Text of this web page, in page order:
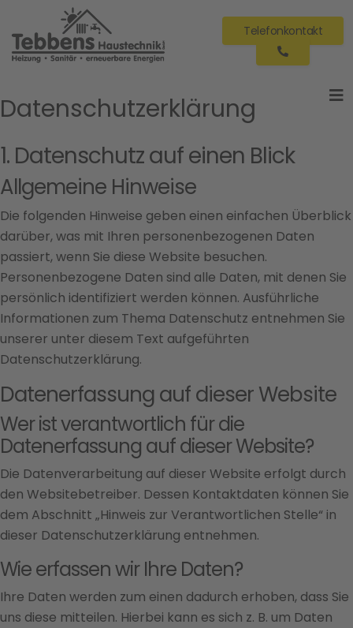
Telefonkontakt
Datenschutz­erklärung
1. Datenschutz auf einen Blick
Allgemeine Hinweise
Die folgenden Hinweise geben einen einfachen Überblick
darüber, was mit Ihren personenbezogenen Daten
passiert, wenn Sie diese Website besuchen.
Personenbezogene Daten sind alle Daten, mit denen Sie
persönlich identifiziert werden können. Ausführliche
Informationen zum Thema Datenschutz entnehmen Sie
unserer unter diesem Text aufgeführten
Datenschutzerklärung.
Datenerfassung auf dieser Website
Wer ist verantwortlich für die
Datenerfassung auf dieser Website?
Die Datenverarbeitung auf dieser Website erfolgt durch
den Websitebetreiber. Dessen Kontaktdaten können Sie
dem Abschnitt „Hinweis zur Verantwortlichen Stelle“ in
dieser Datenschutzerklärung entnehmen.
Wie erfassen wir Ihre Daten?
Ihre Daten werden zum einen dadurch erhoben, dass Sie
uns diese mitteilen. Hierbei kann es sich z. B. um Daten